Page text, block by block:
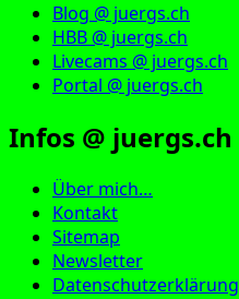
Blog @ juergs.ch
HBB @ juergs.ch
Livecams @ juergs.ch
Portal @ juergs.ch
Infos @ juergs.ch
Über mich…
Kontakt
Sitemap
Newsletter
Datenschutzerklärung